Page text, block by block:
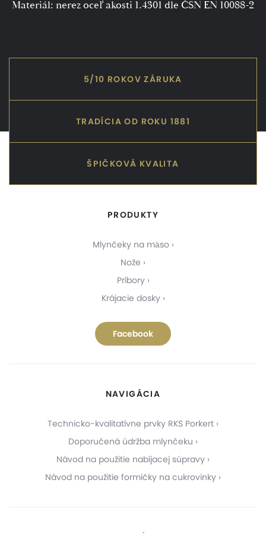
Materiál: nerez oceľ akosti 1.4301 dle ČSN EN 10088-2
5/10 ROKOV ZÁRUKA
TRADÍCIA OD ROKU 1881
ŠPIČKOVÁ KVALITA
PRODUKTY
Mlynčeky na mäso
Nože
Príbory
Krájacie dosky
Facebook
NAVIGÁCIA
Technicko-kvalitatívne prvky RKS Porkert
Doporučená údržba mlynčeku
Návod na použitie nabíjacej súpravy
Návod na použitie formičky na cukrovinky